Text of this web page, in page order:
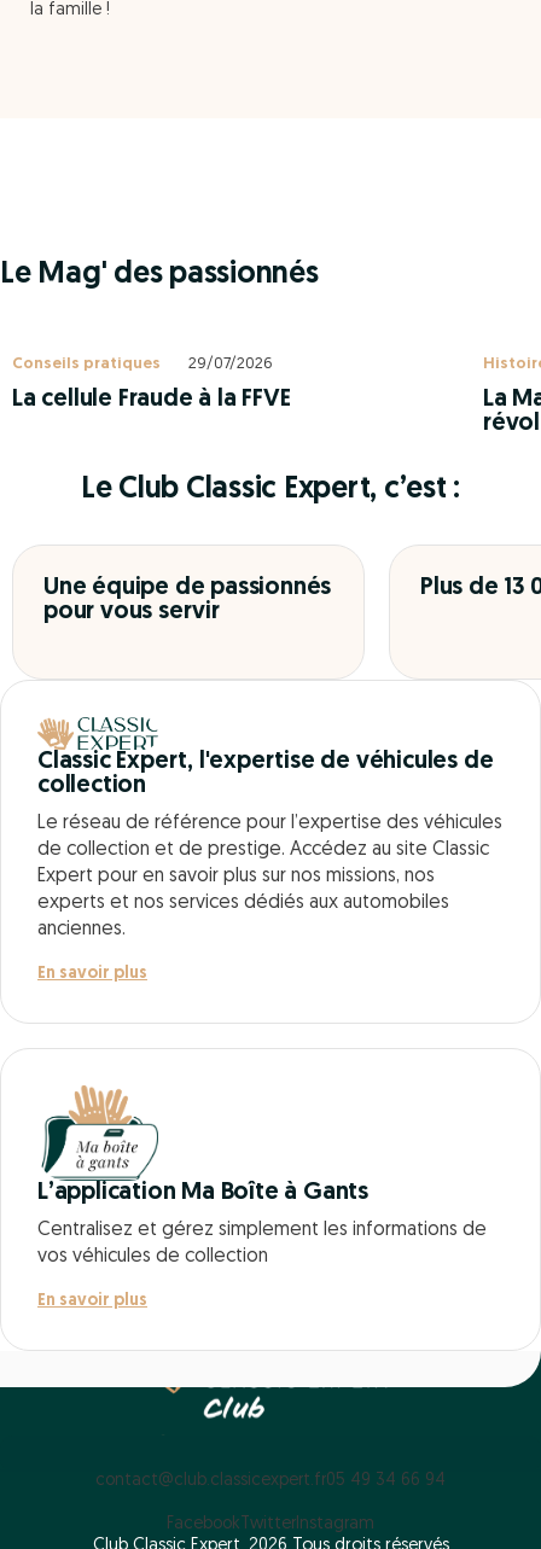
la famille !
Le Mag' des passionnés
Conseils pratiques 29/07/2026
La cellule Fraude à la FFVE
La
Le Club Classic Expert, c’est :
Une équipe de passionnés
pour vous servir
Plus de 13
Classic Expert, l'expertise de véhicules de
collection
Le réseau de référence pour l’expertise des véhicules
de collection et de prestige. Accédez au site Classic
Expert pour en savoir plus sur nos missions, nos
experts et nos services dédiés aux automobiles
anciennes.
En savoir plus
L’application Ma Boîte à Gants
Centralisez et gérez simplement les informations de
vos véhicules de collection
En savoir plus
contact@club.classicexpert.fr05 49 34 66 94
Facebook TwitterInstagram